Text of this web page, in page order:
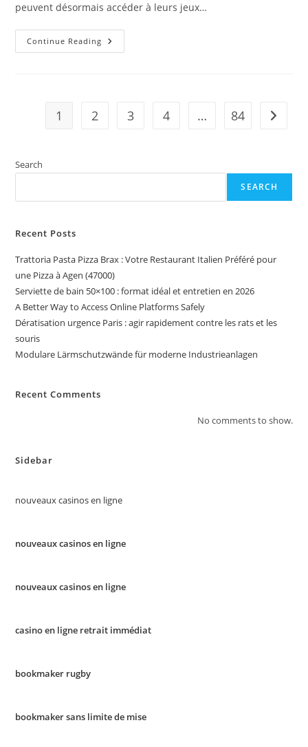
peuvent désormais accéder à leurs jeux…
Continue Reading Guide
Expert
France
1 2 3 4 … 84 Go to
Search
SEARCH
Recent Posts
Trattoria Pasta Pizza Brax : Votre Restaurant Italien Préféré pour
une Pizza à Agen (47000)
Serviette de bain 50×100 : format idéal et entretien en 2026
A Better Way to Access Online Platforms Safely
Dératisation urgence Paris : agir rapidement contre les rats et les
souris
Modulare Lärmschutzwände für moderne Industrieanlagen
Recent Comments
No comments to show.
Sidebar
nouveaux casinos en ligne
nouveaux casinos en ligne
nouveaux casinos en ligne
casino en ligne retrait immédiat
bookmaker rugby
bookmaker sans limite de mise